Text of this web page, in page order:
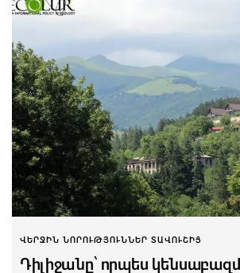
ՎԵՐՋԻՆ ՆՈՐՈՒԹՅՈՒՆՆԵՐ ՏԱՎՈՒՇԻՑ
Դիլիջանը՝ որպես